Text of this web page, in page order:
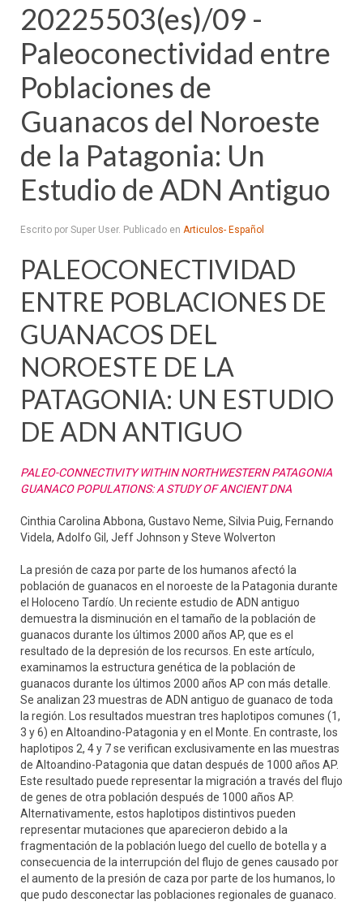
20225503(es)/09 -
Paleoconectividad entre
Poblaciones de
Guanacos del Noroeste
de la Patagonia: Un
Estudio de ADN Antiguo
Escrito por Super User. Publicado en Articulos- Español
PALEOCONECTIVIDAD
ENTRE POBLACIONES DE
GUANACOS DEL
NOROESTE DE LA
PATAGONIA: UN ESTUDIO
DE ADN ANTIGUO
PALEO-CONNECTIVITY WITHIN NORTHWESTERN PATAGONIA
GUANACO POPULATIONS: A STUDY OF ANCIENT DNA
Cinthia Carolina Abbona, Gustavo Neme, Silvia Puig, Fernando
Videla, Adolfo Gil, Jeff Johnson y Steve Wolverton
La presión de caza por parte de los humanos afectó la
población de guanacos en el noroeste de la Patagonia durante
el Holoceno Tardío. Un reciente estudio de ADN antiguo
demuestra la disminución en el tamaño de la población de
guanacos durante los últimos 2000 años AP, que es el
resultado de la depresión de los recursos. En este artículo,
examinamos la estructura genética de la población de
guanacos durante los últimos 2000 años AP con más detalle.
Se analizan 23 muestras de ADN antiguo de guanaco de toda
la región. Los resultados muestran tres haplotipos comunes (1,
3 y 6) en Altoandino-Patagonia y en el Monte. En contraste, los
haplotipos 2, 4 y 7 se verifican exclusivamente en las muestras
de Altoandino-Patagonia que datan después de 1000 años AP.
Este resultado puede representar la migración a través del flujo
de genes de otra población después de 1000 años AP.
Alternativamente, estos haplotipos distintivos pueden
representar mutaciones que aparecieron debido a la
fragmentación de la población luego del cuello de botella y a
consecuencia de la interrupción del flujo de genes causado por
el aumento de la presión de caza por parte de los humanos, lo
que pudo desconectar las poblaciones regionales de guanaco.